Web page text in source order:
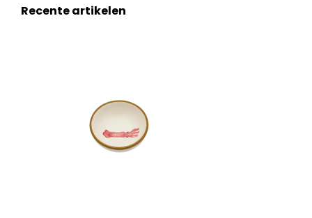
Recente artikelen